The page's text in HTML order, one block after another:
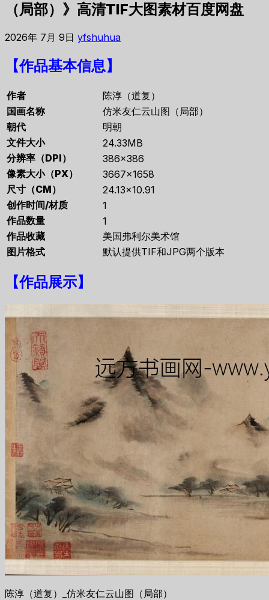
（局部）》高清TIF大图素材百度网盘
2026年 7月 9日 yfshuhua
【作品基本信息】
作者
陈淳（道复）
国画名称
仿米友仁云山图（局部）
朝代
明朝
文件大小
24.33MB
分辨率（DPI）
386×386
像素大小（PX）
3667×1658
尺寸（CM）
24.13×10.91
创作时间/材质
1
作品数量
1
作品收藏
美国弗利尔美术馆
图片格式
默认提供TIF和JPG两个版本
【作品展示】
陈淳（道复）_仿米友仁云山图（局部）